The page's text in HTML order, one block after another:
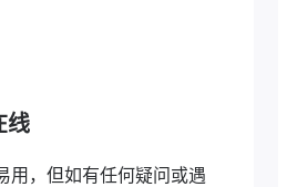
线
用，但如有任何疑问或遇